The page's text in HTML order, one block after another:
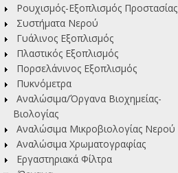
Ρουχισμός-Εξοπλισμός Προστασίας
Συστήματα Νερού
Γυάλινος Εξοπλισμός
Πλαστικός Εξοπλισμός
Πορσελάνινος Εξοπλισμός
Πυκνόμετρα
Αναλώσιμα/Όργανα Βιοχημείας-
Βιολογίας
Αναλώσιμα Μικροβιολογίας Νερού
Αναλώσιμα Χρωματογραφίας
Εργαστηριακά Φίλτρα